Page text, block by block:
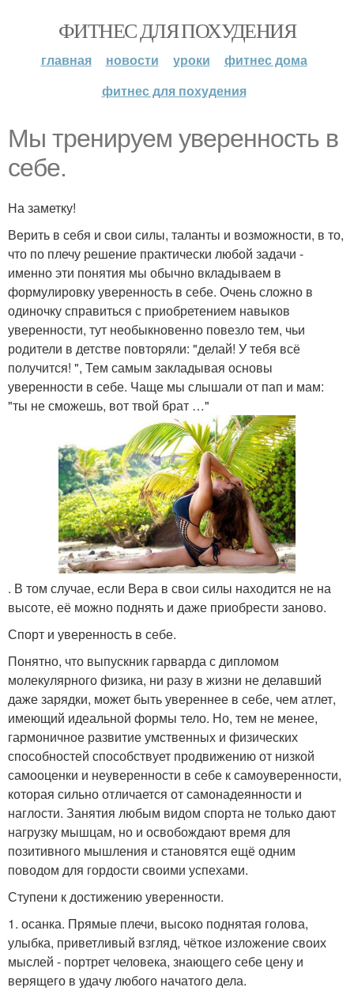
ФИТНЕС ДЛЯ ПОХУДЕНИЯ
главная новости уроки
фитнес дома
фитнес для похудения
Мы тренируем уверенность в
себе.
На заметку!
Верить в себя и свои силы, таланты и возможности, в то,
что по плечу решение практически любой задачи -
именно эти понятия мы обычно вкладываем в
формулировку уверенность в себе. Очень сложно в
одиночку справиться с приобретением навыков
уверенности, тут необыкновенно повезло тем, чьи
родители в детстве повторяли: "делай! У тебя всё
получится! ", Тем самым закладывая основы
уверенности в себе. Чаще мы слышали от пап и мам:
"ты не сможешь, вот твой брат …"
. В том случае, если Вера в свои силы находится не на
высоте, её можно поднять и даже приобрести заново.
Спорт и уверенность в себе.
Понятно, что выпускник гарварда с дипломом
молекулярного физика, ни разу в жизни не делавший
даже зарядки, может быть увереннее в себе, чем атлет,
имеющий идеальной формы тело. Но, тем не менее,
гармоничное развитие умственных и физических
способностей способствует продвижению от низкой
самооценки и неуверенности в себе к самоуверенности,
которая сильно отличается от самонадеянности и
наглости. Занятия любым видом спорта не только дают
нагрузку мышцам, но и освобождают время для
позитивного мышления и становятся ещё одним
поводом для гордости своими успехами.
Ступени к достижению уверенности.
1. осанка. Прямые плечи, высоко поднятая голова,
улыбка, приветливый взгляд, чёткое изложение своих
мыслей - портрет человека, знающего себе цену и
верящего в удачу любого начатого дела.